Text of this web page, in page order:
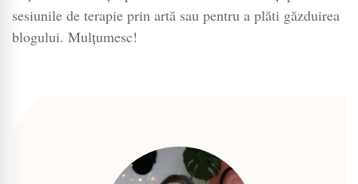
sesiunile de terapie prin artă sau pentru a plăti găzduirea
blogului. Mulțumesc!